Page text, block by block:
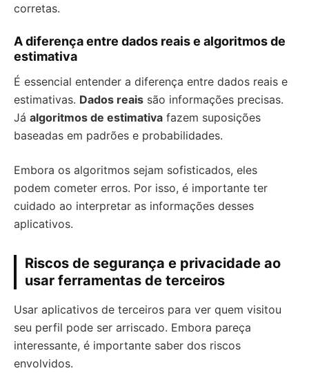
corretas.
A diferença entre dados reais e algoritmos de
estimativa
É essencial entender a diferença entre dados reais e
estimativas. Dados reais são informações precisas.
Já algoritmos de estimativa fazem suposições
baseadas em padrões e probabilidades.
Embora os algoritmos sejam sofisticados, eles
podem cometer erros. Por isso, é importante ter
cuidado ao interpretar as informações desses
aplicativos.
Riscos de segurança e privacidade ao
usar ferramentas de terceiros
Usar aplicativos de terceiros para ver quem visitou
seu perfil pode ser arriscado. Embora pareça
interessante, é importante saber dos riscos
envolvidos.